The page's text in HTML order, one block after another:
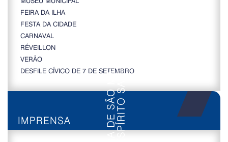
FEIRA DA ILHA
FESTA DA CIDADE
CARNAVAL
RÉVEILLON
VERÃO
DESFILE CÍVICO DE 7 DE SETEMBRO
IMPRENSA